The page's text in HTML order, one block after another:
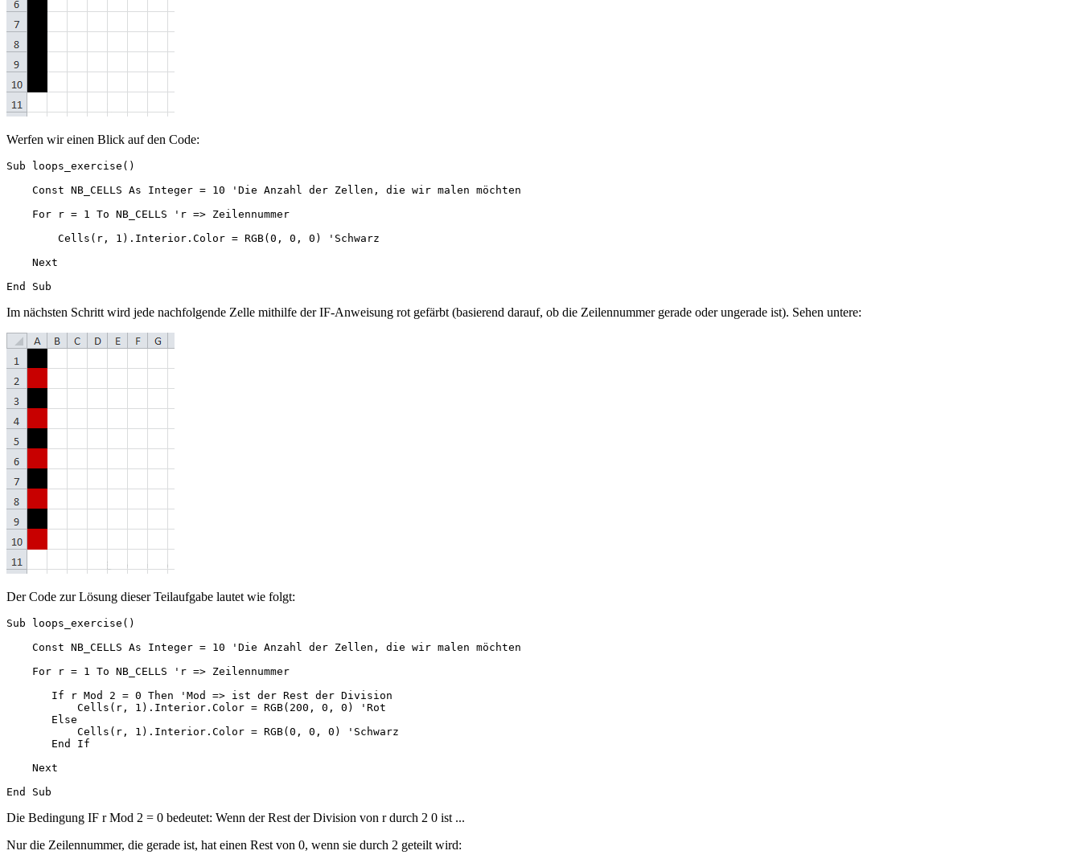
Werfen wir einen Blick auf den Code:
Sub loops_exercise()
    Const NB_CELLS As Integer = 10 'Die Anzahl der Zellen, die wir malen möchten
    For r = 1 To NB_CELLS 'r => Zeilennummer
        Cells(r, 1).Interior.Color = RGB(0, 0, 0) 'Schwarz
    Next
Im nächsten Schritt wird jede nachfolgende Zelle mithilfe der IF-Anweisung rot gefärbt (basierend darauf, ob die Zeilennummer gerade oder ungerade ist). Sehen untere:
Der Code zur Lösung dieser Teilaufgabe lautet wie folgt:
Sub loops_exercise()
    Const NB_CELLS As Integer = 10 'Die Anzahl der Zellen, die wir malen möchten
    For r = 1 To NB_CELLS 'r => Zeilennummer
       If r Mod 2 = 0 Then 'Mod => ist der Rest der Division
           Cells(r, 1).Interior.Color = RGB(200, 0, 0) 'Rot
       Else
           Cells(r, 1).Interior.Color = RGB(0, 0, 0) 'Schwarz
       End If
    Next
Die Bedingung IF r Mod 2 = 0 bedeutet: Wenn der Rest der Division von r durch 2 0 ist ...
Nur die Zeilennummer, die gerade ist, hat einen Rest von 0, wenn sie durch 2 geteilt wird: